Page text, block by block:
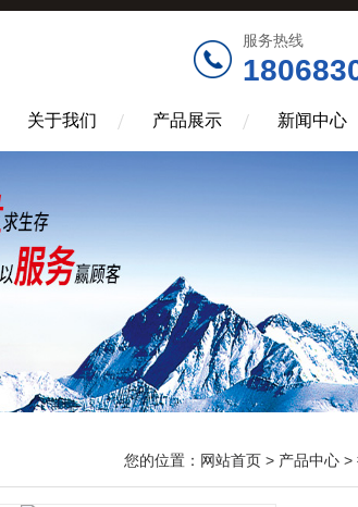
服务热线
关于我们 产品展示 新闻中心
您的位置： 网站首页 > 产品中心 >